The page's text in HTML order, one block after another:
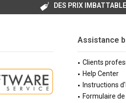
DES PRIX
Assistance
Clients
Help Center
Instructions
Formulaire